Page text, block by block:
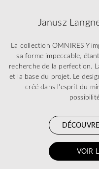
Janusz
La collection OMNIRES Y
sa forme impeccable,
recherche de la perfection.
et la base du projet. Le
créé dans l'esprit du
VOIR